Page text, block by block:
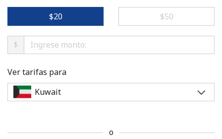
⁦$20⁩ ⁦$50⁩
$
Ver tarifas para
o